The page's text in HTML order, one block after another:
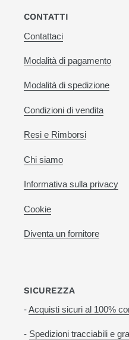
CONTATTI
Contattaci
Modalità di pagamento
Modalità di spedizione
Condizioni di vendita
Resi e Rimborsi
Chi siamo
Informativa sulla privacy
Cookie
Diventa un fornitore
SICUREZZA
-Acquisti sicuri al 100%
- Spedizioni tracciabili e